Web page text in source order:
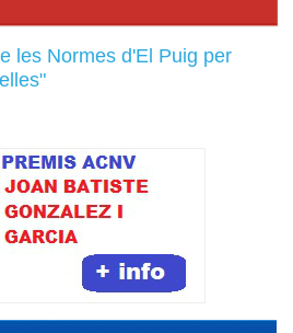
les Normes d'El Puig per